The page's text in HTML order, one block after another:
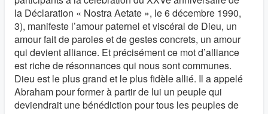
la Déclaration « Nostra Aetate », le 6 décembre 1990,
3), manifeste l’amour paternel et viscéral de Dieu, un
amour fait de paroles et de gestes concrets, un amour
qui devient alliance. Et précisément ce mot d’alliance
est riche de résonnances qui nous sont communes.
Dieu est le plus grand et le plus fidèle allié. Il a appelé
Abraham pour former à partir de lui un peuple qui
deviendrait une bénédiction pour tous les peuples de